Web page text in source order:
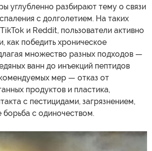
углубленно разбирают тему о связи
с долголетием. На таких
и Reddit, пользователи активно
как победить хроническое
множество разных подходов —
ванн до инъекций пептидов
мер — отказ от
продуктов и пластика,
с пестицидами, загрязнением,
с одиночеством.